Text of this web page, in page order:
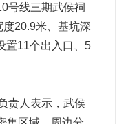
号线三期武侯祠
20.9米、基坑深
置11个出入口、5
责人表示，武侯